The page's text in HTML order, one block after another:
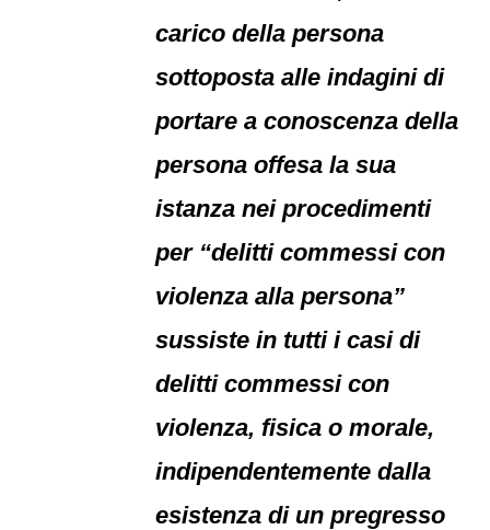
carico della persona
sottoposta alle indagini di
portare a conoscenza della
persona offesa la sua
istanza nei procedimenti
per “delitti commessi con
violenza alla persona”
sussiste in tutti i casi di
delitti commessi con
violenza, fisica o morale,
indipendentemente dalla
esistenza di un pregresso